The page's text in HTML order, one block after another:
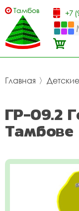
Тамбов +7
Главная 〉
ГР-09.2
Тамбове